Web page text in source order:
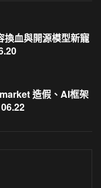
血與開源模型新寵
造假、AI框架